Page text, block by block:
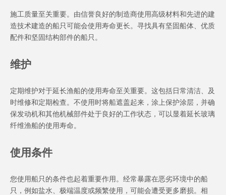
施工质量至关重要。由信誉良好的制造商使用高级材料和先进的建
造技术建造的船只可能会使用寿命更长。寻找具有坚固船体、优质
配件和坚固结构部件的船只。
维护
定期维护对于延长渔船的使用寿命至关重要。这包括日常清洁、及
时维修和定期检查。不使用时将船遮盖起来，涂上保护涂层，并确
保发动机和其他机械部件处于良好的工作状态，可以显着延长玻璃
纤维渔船的使用寿命。
使用条件
您使用船只的条件也起着重要作用。经常暴露在恶劣环境中的船
只，例如盐水、极端温度或频繁使用，可能会遭受更多磨损。相